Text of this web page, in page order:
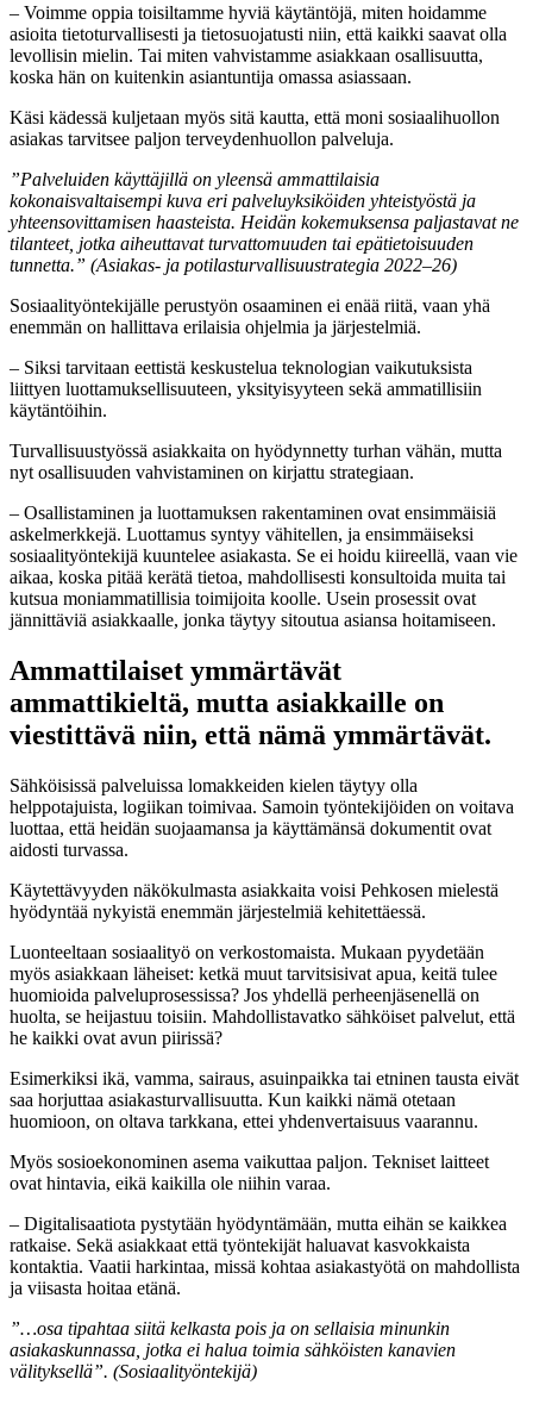
– Voimme oppia toisiltamme hyviä käytäntöjä, miten hoidamme
asioita tietoturvallisesti ja tietosuojatusti niin, että kaikki saavat olla
levollisin mielin. Tai miten vahvistamme asiakkaan osallisuutta,
koska hän on kuitenkin asiantuntija omassa asiassaan.
Käsi kädessä kuljetaan myös sitä kautta, että moni sosiaalihuollon
asiakas tarvitsee paljon terveydenhuollon palveluja.
”Palveluiden käyttäjillä on yleensä ammattilaisia
kokonaisvaltaisempi kuva eri palveluyksiköiden yhteistyöstä ja
yhteensovittamisen haasteista. Heidän kokemuksensa paljastavat ne
tilanteet, jotka aiheuttavat turvattomuuden tai epätietoisuuden
tunnetta.” (Asiakas- ja potilasturvallisuustrategia 2022–26)
Sosiaalityöntekijälle perustyön osaaminen ei enää riitä, vaan yhä
enemmän on hallittava erilaisia ohjelmia ja järjestelmiä.
– Siksi tarvitaan eettistä keskustelua teknologian vaikutuksista
liittyen luottamuksellisuuteen, yksityisyyteen sekä ammatillisiin
käytäntöihin.
Turvallisuustyössä asiakkaita on hyödynnetty turhan vähän, mutta
nyt osallisuuden vahvistaminen on kirjattu strategiaan.
– Osallistaminen ja luottamuksen rakentaminen ovat ensimmäisiä
askelmerkkejä. Luottamus syntyy vähitellen, ja ensimmäiseksi
sosiaalityöntekijä kuuntelee asiakasta. Se ei hoidu kiireellä, vaan vie
aikaa, koska pitää kerätä tietoa, mahdollisesti konsultoida muita tai
kutsua moniammatillisia toimijoita koolle. Usein prosessit ovat
jännittäviä asiakkaalle, jonka täytyy sitoutua asiansa hoitamiseen.
Ammattilaiset ymmärtävät
ammattikieltä, mutta asiakkaille on
viestittävä niin, että nämä ymmärtävät.
Sähköisissä palveluissa lomakkeiden kielen täytyy olla
helppotajuista, logiikan toimivaa. Samoin työntekijöiden on voitava
luottaa, että heidän suojaamansa ja käyttämänsä dokumentit ovat
aidosti turvassa.
Käytettävyyden näkökulmasta asiakkaita voisi Pehkosen mielestä
hyödyntää nykyistä enemmän järjestelmiä kehitettäessä.
Luonteeltaan sosiaalityö on verkostomaista. Mukaan pyydetään
myös asiakkaan läheiset: ketkä muut tarvitsisivat apua, keitä tulee
huomioida palveluprosessissa? Jos yhdellä perheenjäsenellä on
huolta, se heijastuu toisiin. Mahdollistavatko sähköiset palvelut, että
he kaikki ovat avun piirissä?
Esimerkiksi ikä, vamma, sairaus, asuinpaikka tai etninen tausta eivät
saa horjuttaa asiakasturvallisuutta. Kun kaikki nämä otetaan
huomioon, on oltava tarkkana, ettei yhdenvertaisuus vaarannu.
Myös sosioekonominen asema vaikuttaa paljon. Tekniset laitteet
ovat hintavia, eikä kaikilla ole niihin varaa.
– Digitalisaatiota pystytään hyödyntämään, mutta eihän se kaikkea
ratkaise. Sekä asiakkaat että työntekijät haluavat kasvokkaista
kontaktia. Vaatii harkintaa, missä kohtaa asiakastyötä on mahdollista
ja viisasta hoitaa etänä.
”…osa tipahtaa siitä kelkasta pois ja on sellaisia minunkin
asiakaskunnassa, jotka ei halua toimia sähköisten kanavien
välityksellä”. (Sosiaalityöntekijä)